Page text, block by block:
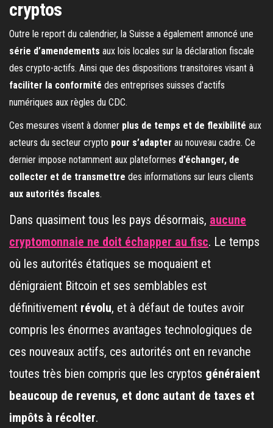
cryptos
Outre le report du calendrier, la Suisse a également annoncé une
série d’amendements aux lois locales sur la déclaration fiscale
des crypto-actifs. Ainsi que des dispositions transitoires visant à
faciliter la conformité des entreprises suisses d’actifs
numériques aux règles du CDC.
Ces mesures visent à donner plus de temps et de flexibilité aux
acteurs du secteur crypto pour s’adapter au nouveau cadre. Ce
dernier impose notamment aux plateformes d’échanger, de
collecter et de transmettre des informations sur leurs clients
aux autorités fiscales.
Dans quasiment tous les pays désormais, aucune
cryptomonnaie ne doit échapper au fisc. Le temps
où les autorités étatiques se moquaient et
dénigraient Bitcoin et ses semblables est
définitivement révolu, et à défaut de toutes avoir
compris les énormes avantages technologiques de
ces nouveaux actifs, ces autorités ont en revanche
toutes très bien compris que les cryptos généraient
beaucoup de revenus, et donc autant de taxes et
impôts à récolter.